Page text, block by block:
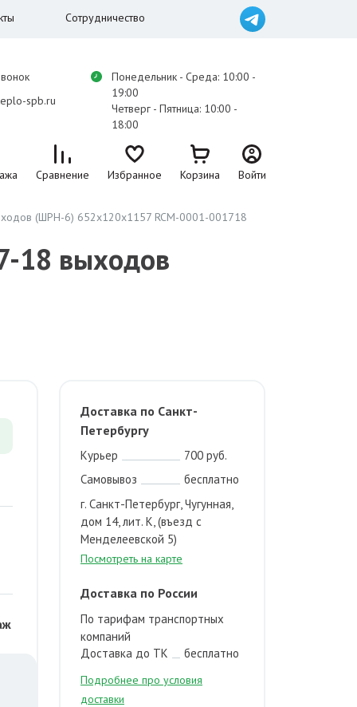
Сотрудничество
spb.ru
Понедельник - Среда: 10:00 -
19:00
Четверг - Пятница: 10:00 -
18:00
Сравнение Избранное Корзина Войти
(ШРН-6) 652х120х1157 RCM-0001-001718
18 выходов
Доставка по Санкт-
Петербургу
Курьер
700 руб.
Самовывоз
бесплатно
г. Санкт-Петербург, Чугунная,
дом 14, лит. К, (въезд с
Менделеевской 5)
Посмотреть на карте
Доставка по России
По тарифам транспортных
компаний
Доставка до ТК
бесплатно
Подробнее про условия
доставки